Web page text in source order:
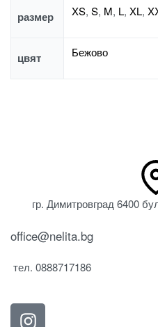
размер XS,S, M, L,XL,
цвят Бежово
гр. Димитровград 6400
office@nelita.bg
тел. 0888717186